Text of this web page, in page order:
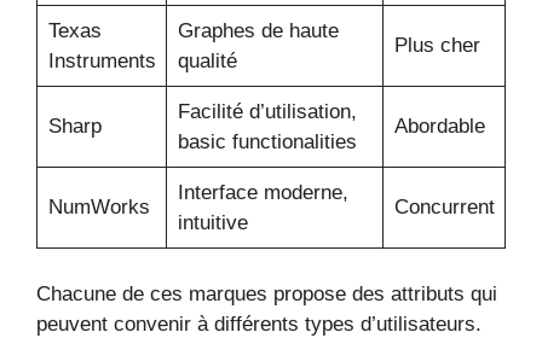
Texas
Instruments
Graphes de haute
qualité
Plus cher
Sharp
Facilité d’utilisation,
basic functionalities
Abordable
NumWorks
Interface moderne,
intuitive
Concurrent
Chacune de ces marques propose des attributs qui
peuvent convenir à différents types d’utilisateurs.